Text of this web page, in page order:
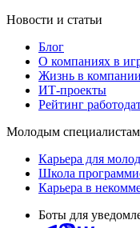
Новости и статьи
Блог
О компаниях в
Жизнь в компании
ИТ-проекты
Рейтинг
Молодым специалистам
Карьера для
Школа
Карьера в
Боты для